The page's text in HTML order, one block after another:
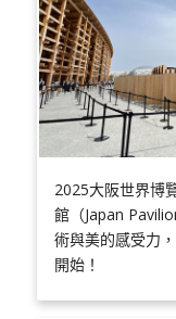
2025大阪世界博
館（Japan
術與美的感受力
開始！